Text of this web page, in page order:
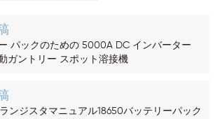
パックのための 5000A DC インバーター
ガントリー スポット溶接機
ンジスタマニュアル18650バッテリーパック